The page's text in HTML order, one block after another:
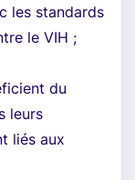
les standards
le VIH ;
du
leurs
liés aux